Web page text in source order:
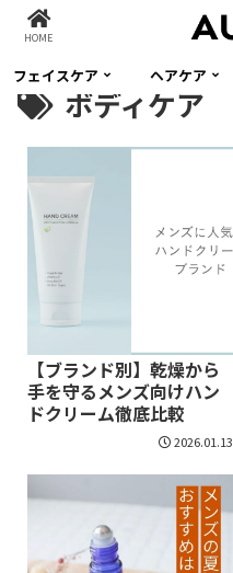
フェイスケア ヘアケア
ボディケア
【ブランド別】乾燥から
手を守るメンズ向けハン
ドクリーム徹底比較
2026.01.13
HOME